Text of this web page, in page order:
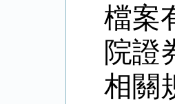
檔案
院證
相關